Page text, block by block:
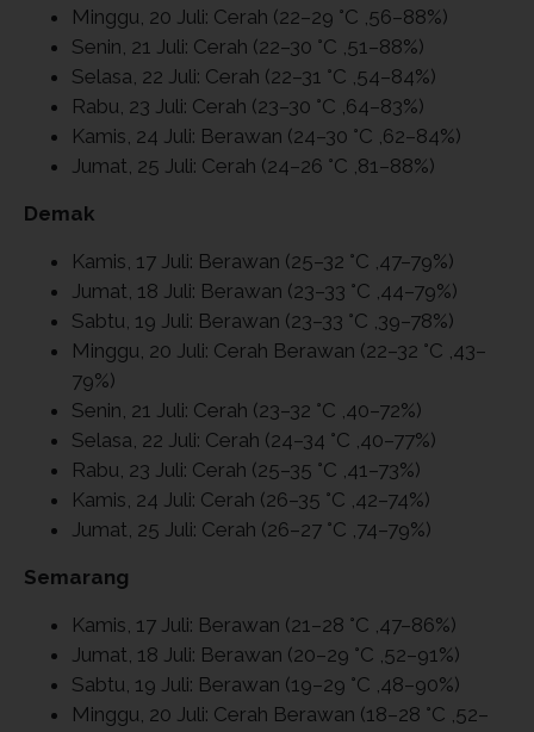
Minggu, 20 Juli: Cerah (22–29 °C ,56–88%)
Senin, 21 Juli: Cerah (22–30 °C ,51–88%)
Selasa, 22 Juli: Cerah (22–31 °C ,54–84%)
Rabu, 23 Juli: Cerah (23–30 °C ,64–83%)
Kamis, 24 Juli: Berawan (24–30 °C ,62–84%)
Jumat, 25 Juli: Cerah (24–26 °C ,81–88%)
Demak
Kamis, 17 Juli: Berawan (25–32 °C ,47–79%)
Jumat, 18 Juli: Berawan (23–33 °C ,44–79%)
Sabtu, 19 Juli: Berawan (23–33 °C ,39–78%)
Minggu, 20 Juli: Cerah Berawan (22–32 °C ,43–
79%)
Senin, 21 Juli: Cerah (23–32 °C ,40–72%)
Selasa, 22 Juli: Cerah (24–34 °C ,40–77%)
Rabu, 23 Juli: Cerah (25–35 °C ,41–73%)
Kamis, 24 Juli: Cerah (26–35 °C ,42–74%)
Jumat, 25 Juli: Cerah (26–27 °C ,74–79%)
Semarang
Kamis, 17 Juli: Berawan (21–28 °C ,47–86%)
Jumat, 18 Juli: Berawan (20–29 °C ,52–91%)
Sabtu, 19 Juli: Berawan (19–29 °C ,48–90%)
Minggu, 20 Juli: Cerah Berawan (18–28 °C ,52–